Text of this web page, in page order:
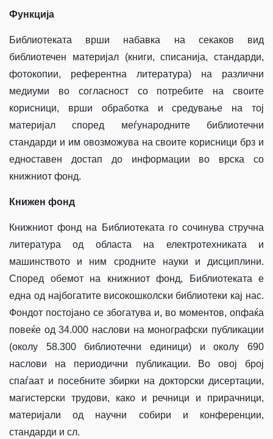
Функција
Библиотеката врши набавка на секаков вид
библиотечен материјал (книги, списанија, стандарди,
фотокопии, референтна литература) на различни
медиуми во согласност со потребите на своите
корисници, врши обработка и средување на тој
материјал според меѓународните библиотечни
стандарди и им овозможува на своите корисници брз и
едноставен достап до информации во врска со
книжниот фонд.
Книжен фонд
Книжниот фонд на Библиотеката го сочинува стручна
литература од областа на електротехниката и
машинството и ним сродните науки и дисциплини.
Според обемот на книжниот фонд, Библиотеката е
една од најбогатите високошколски библиотеки кај нас.
Фондот постојано се збогатува и, во моментов, опфаќа
повеќе од 34.000 наслови на монографски публикации
(околу 58.300 библиотечни единици) и oколу 690
наслови на периодични публикации. Во овој број
спаѓаат и посебните збирки на докторски дисертации,
магистерски трудови, како и речници и прирачници,
материјали од научни собири и конференции,
стандарди и сл.